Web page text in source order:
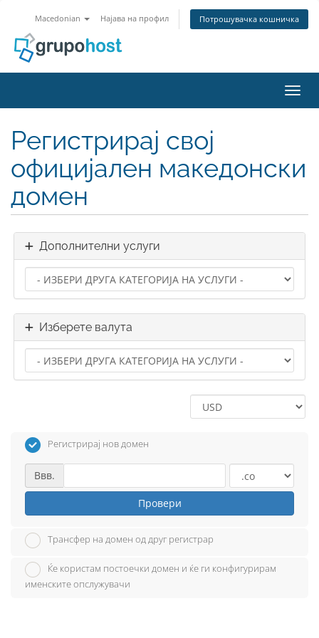
Macedonian Најава на профил Потрошувачка кошничка
Регистрирај свој
официјален македонски
домен
Дополнителни услуги
Изберете валута
Регистрирај нов домен
Ввв.
Провери
Трансфер на домен од друг регистрар
Ќе користам постоечки домен и ќе ги конфигурирам
именските опслужувачи